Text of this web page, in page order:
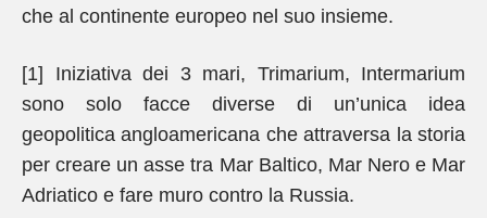
che al continente europeo nel suo insieme.
[1] Iniziativa dei 3 mari, Trimarium, Intermarium
sono solo facce diverse di un’unica idea
geopolitica angloamericana che attraversa la storia
per creare un asse tra Mar Baltico, Mar Nero e Mar
Adriatico e fare muro contro la Russia.